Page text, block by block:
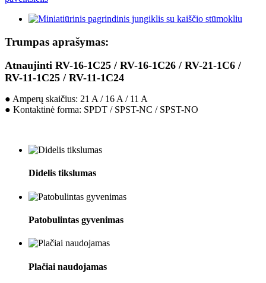
Trumpas aprašymas:
Atnaujinti RV-16-1C25 / RV-16-1C26 / RV-21-1C6 /
RV-11-1C25 / RV-11-1C24
● Amperų skaičius: 21 A / 16 A / 11 A
● Kontaktinė forma: SPDT / SPST-NC / SPST-NO
Didelis tikslumas
Patobulintas gyvenimas
Plačiai naudojamas